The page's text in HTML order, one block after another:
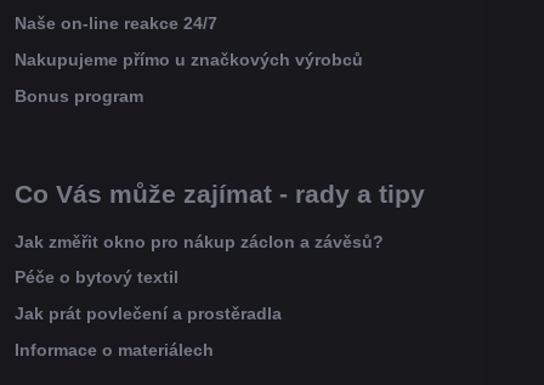
Naše on-line reakce 24/7
Nakupujeme přímo u značkových výrobců
Bonus program
Co Vás může zajímat - rady a tipy
Jak změřit okno pro nákup záclon a závěsů?
Péče o bytový textil
Jak prát povlečení a prostěradla
Informace o materiálech